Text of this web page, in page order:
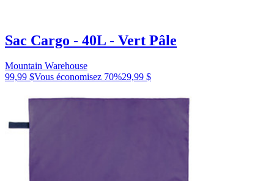
Sac Cargo - 40L - Vert Pâle
Mountain Warehouse
99,99 $Vous économisez 70%29,99 $